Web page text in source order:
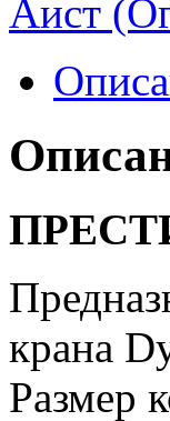
Аист
крана
Размер